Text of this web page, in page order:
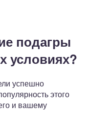
подагры
условиях?
успешно
этого
и вашему